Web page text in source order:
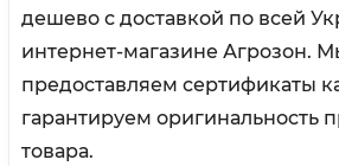
дешево с доставкой по всей
интернет-магазине Агрозон.
предоставляем сертификаты
гарантируем оригинальность
товара.